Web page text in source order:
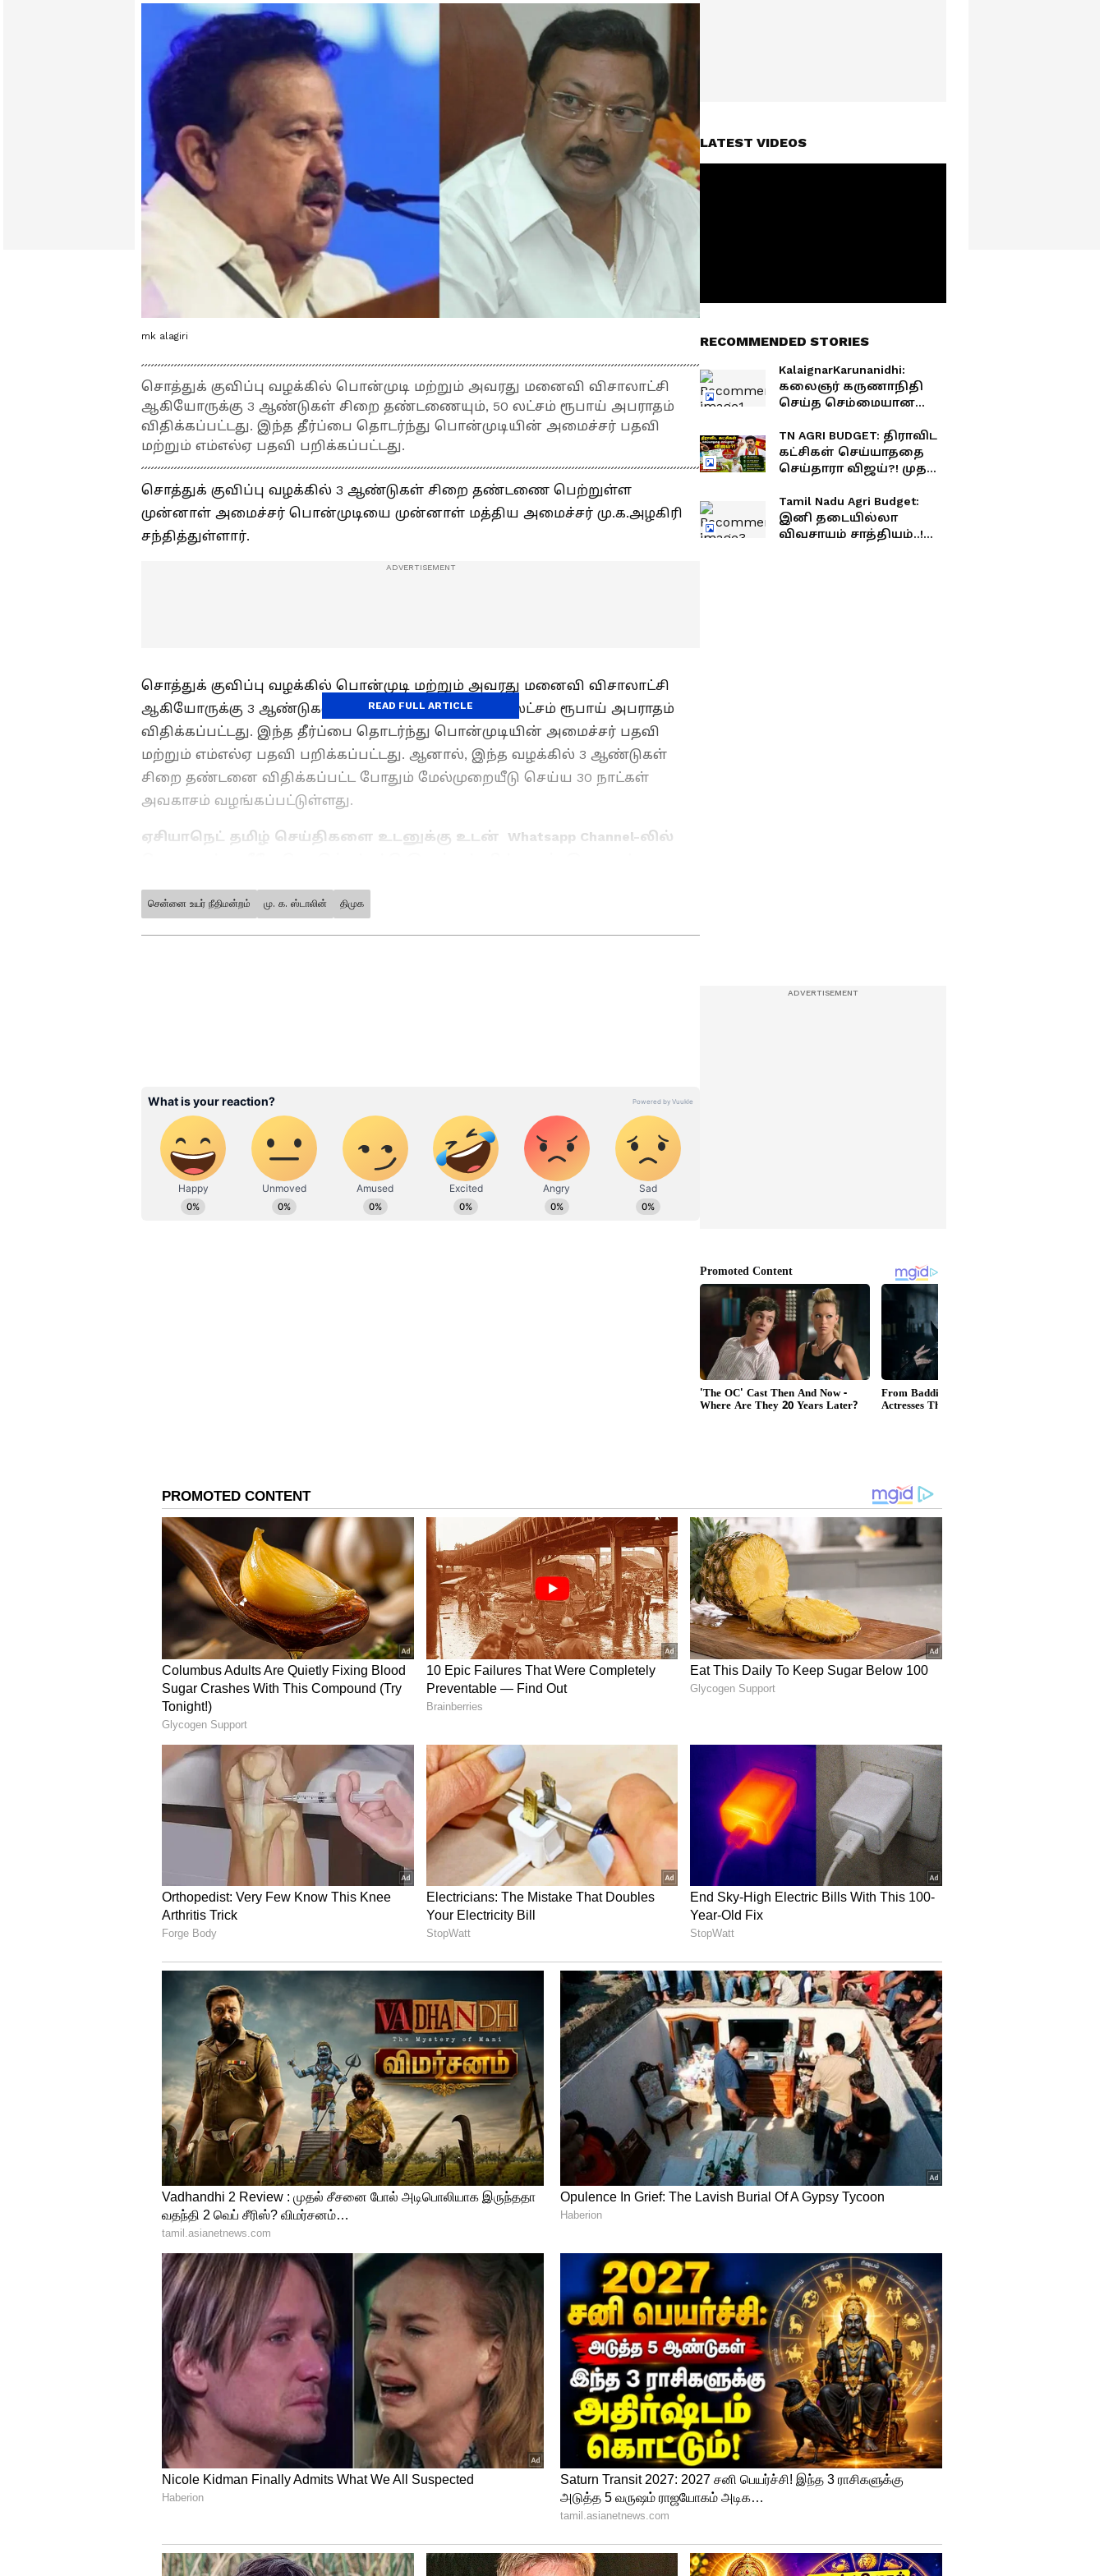
mk alagiri
சொத்துக் குவிப்பு வழக்கில் பொன்முடி மற்றும் அவரது மனைவி விசாலாட்சி
ஆகியோருக்கு 3 ஆண்டுகள் சிறை தண்டணையும், 50 லட்சம் ரூபாய் அபராதம்
விதிக்கப்பட்டது. இந்த தீர்ப்பை தொடர்ந்து பொன்முடியின் அமைச்சர் பதவி
மற்றும் எம்எல்ஏ பதவி பறிக்கப்பட்டது.
சொத்துக் குவிப்பு வழக்கில் 3 ஆண்டுகள் சிறை தண்டணை பெற்றுள்ள
முன்னாள் அமைச்சர் பொன்முடியை முன்னாள் மத்திய அமைச்சர் மு.க.அழகிரி
சந்தித்துள்ளார்.
சொத்துக் குவிப்பு வழக்கில் பொன்முடி மற்றும் அவரது மனைவி விசாலாட்சி
ஆகியோருக்கு 3 ஆண்டுகள் சிறை தண்டணையும், 50 லட்சம் ரூபாய் அபராதம்
விதிக்கப்பட்டது. இந்த தீர்ப்பை தொடர்ந்து பொன்முடியின் அமைச்சர் பதவி
மற்றும் எம்எல்ஏ பதவி பறிக்கப்பட்டது. ஆனால், இந்த வழக்கில் 3 ஆண்டுகள்
சிறை தண்டனை விதிக்கப்பட்ட போதும் மேல்முறையீடு செய்ய 30 நாட்கள்
அவகாசம் வழங்கப்பட்டுள்ளது.
ஏசியாநெட் தமிழ் செய்திகளை உடனுக்கு உடன் Whatsapp Channel-லில்
இந்நிலையில் நேற்று சென்னை சித்தரஞ்சன் சாலையில் உள்ள முதலமைச்சர்
மு.க.ஸ்டாலின் இல்லத்திற்கு சென்று பொன்முடி சந்தித்தார். அப்போது 3
ஆண்டுகள் சிறை தண்டனை எதிர்த்து உச்சநீதிமன்றத்தில் மேல்முறையீடு
செய்வது தொடர்பாக ஆலோசிக்கப்பட்டதாக கூறப்படுகிறது.
இதையும் படிங்க;-பொன்முடிக்கு 30 நாட்கள் அவகாசம்...
சரணடையாவிட்டால் நடவடிக்கை எடுங்கள்- விழுப்புரம் கோர்ட்டிற்கு
பறந்த உத்தரவு
இந்நிலையில் இன்றைய தினம் சென்னை சைதாப்பேட்டை ஸ்ரீநகர் காலணியில்
உள்ள பொன்முடி வீட்டிற்கு முன்னாள் மத்திய அமைச்சர் மு.க.அழகிரி மற்றும்
மு.க.தமிழரசுஆகியோர் சந்தித்தனர். இந்த சந்திப்பு சுமார் அரை மணி நேரம்
நீடித்ததாக கூறப்படுகிறது.
READ FULL ARTICLE
ABOUT THE AUTHOR
vinoth kumar
சென்னை உயர் நீதிமன்றம் மு. க. ஸ்டாலின் திமுக
LATEST VIDEOS
RECOMMENDED STORIES
KalaignarKarunanidhi:
கலைஞர் கருணாநிதி
செய்த செம்மையான
அடித்தட்டு மக்கள்
கலைஞரை கொண்டாட
காரணம் இதுதான்.!
TN AGRI BUDGET: திராவிட
கட்சிகள் செய்யாததை
செய்தாரா விஜய்?! முதல்
முக்கிய அம்சங்கள்..!
Tamil Nadu Agri Budget:
இனி தடையில்லா
விவசாயம் சாத்தியம்..!